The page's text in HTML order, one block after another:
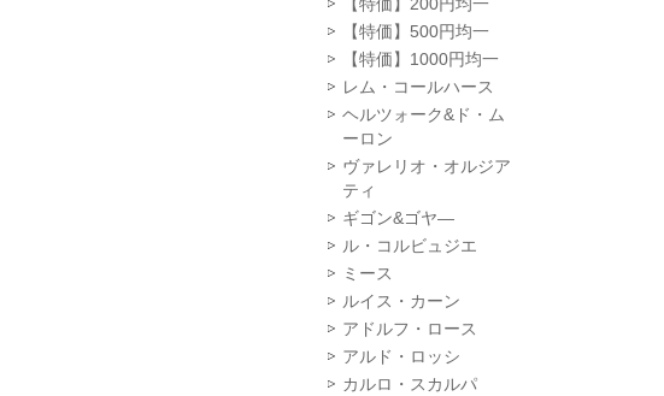
【特価】500円均一
【特価】1000円均一
レム・コールハース
ヘルツォーク&ド・ム
ーロン
ヴァレリオ・オルジア
ティ
ギゴン&ゴヤ―
ル・コルビュジエ
ミース
ルイス・カーン
アドルフ・ロース
アルド・ロッシ
カルロ・スカルパ